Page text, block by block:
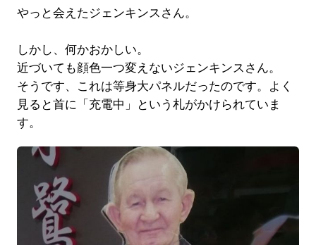
やっと会えたジェンキンスさん。
しかし、何かおかしい。
近づいても顔色一つ変えないジェンキンスさん。
そうです、これは等身大パネルだったのです。よく
見ると首に「充電中」という札がかけられていま
す。